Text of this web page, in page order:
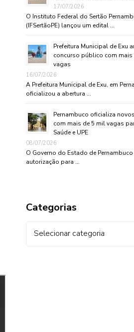
17/07/2026
O Instituto Federal do Sertão
(IFSertãoPE) lançou um edital …
Prefeitura Municipal de Exu
concurso público com mais
vagas
16/07/2026
A Prefeitura Municipal de Exu, em
oficializou a abertura …
Pernambuco oficializa
com mais de 5 mil vagas
Saúde e UPE
08/07/2026
O Governo do Estado de
autorização para …
Categorias
Categorias